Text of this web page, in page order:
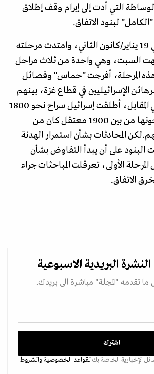
التي أدت إلى إبرام وقف إطلاق
"الكامل" لبنود الاتفاق.
بدأ تنفيذ الاتفاق في 19 يناير/كانون الثاني، وامتدت مرحلته
وانتهت السبت، وهي واحدة من ثلاث مراحل
المرحلة، أفرجت "حماس" وفصائل
33 من الرهائن الإسرائيليين في قطاع غزة، بينهم
ثمانية متوفين. وفي المقابل، أطلقت إسرائيل سراح نحو 1800
فلسطيني من سجونها من بين 1900 معتقل كان من
المحادثات بشأن استمرار الهدنة
على أن يبدأ التفاوض بشأن
المرحلة الأولى، تعرقلت المباحثات جراء
الاتفاق.
النشرة البريدية الاسبوعية
تقدمه "المجلة" مباشرة الى بريدك.
الإخبارية الخاصة بكلقواعد الخصوصيةوالشروط